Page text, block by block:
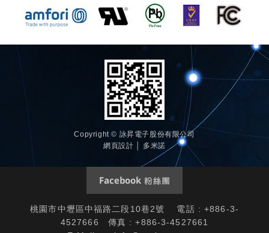
Copyright © 詠昇電子股份有限公司
網頁設計 │ 多米諾
桃園市中壢區中福路二段10巷2號 電話 : +886-3-
4527666 傳真 : +886-3-4527661